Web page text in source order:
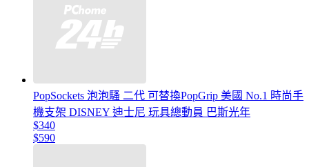
PopSockets 泡泡騷 二代 可替換PopGrip 美國 No.1 時尚手
機支架 DISNEY 迪士尼 玩具總動員 巴斯光年
$340
$590